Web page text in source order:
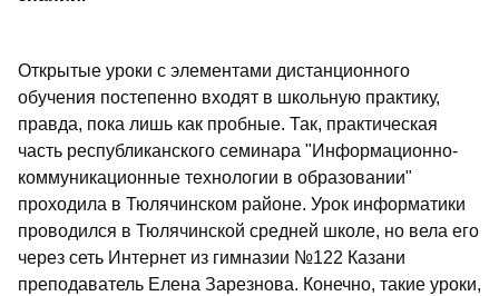
Открытые уроки с элементами дистанционного
обучения постепенно входят в школьную практику,
правда, пока лишь как пробные. Так, практическая
часть республиканского семинара "Информационно-
коммуникационные технологии в образовании"
проходила в Тюлячинском районе. Урок информатики
проводился в Тюлячинской средней школе, но вела его
через сеть Интернет из гимназии №122 Казани
преподаватель Елена Зарезнова. Конечно, такие уроки,